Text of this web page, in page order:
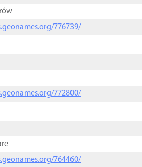
776739/
772800/
764460/